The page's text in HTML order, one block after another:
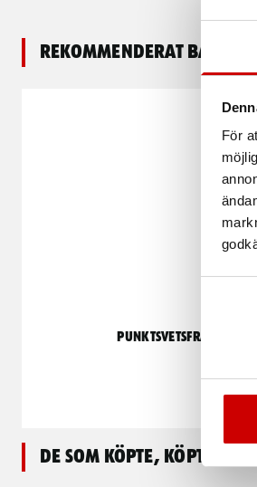
För
Rekommenderat
Punktsvetsfräs
De som köpte, köpte även